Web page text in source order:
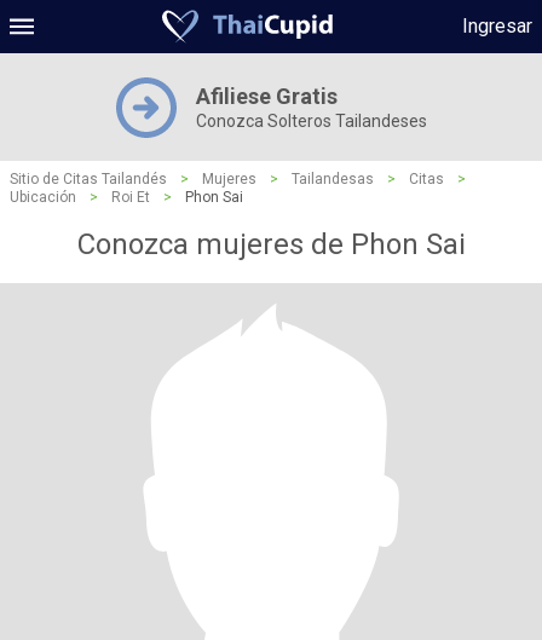
Ingresar
Afiliese Gratis
Conozca Solteros Tailandeses
Sitio de Citas Tailandés > Mujeres > Tailandesas > Citas
>
Ubicación
> Roi Et > Phon Sai
Conozca mujeres de Phon Sai